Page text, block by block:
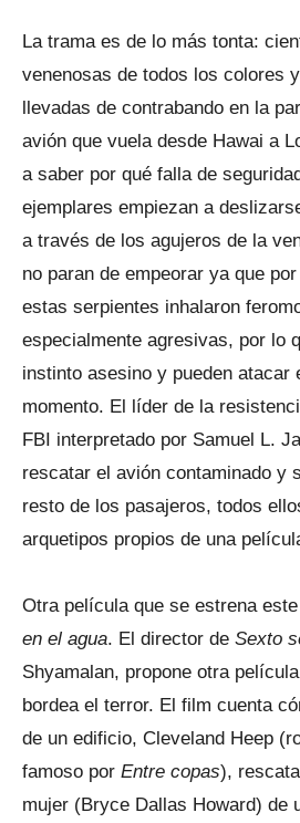
La trama es de lo más tonta:
venenosas de todos los colores
llevadas de contrabando en la
avión que vuela desde Hawai a
a saber por qué falla de
ejemplares empiezan a
a través de los agujeros de la
no paran de empeorar ya que
estas serpientes inhalaron
especialmente agresivas, por lo
instinto asesino y pueden atacar
momento. El líder de la
FBI interpretado por Samuel L.
rescatar el avión contaminado y
resto de los pasajeros, todos
arquetipos propios de una
Otra película que se estrena
en el agua. El director de Sexto
Shyamalan, propone otra
bordea el terror. El film cuenta
de un edificio, Cleveland Heep
famoso por Entre copas),
mujer (Bryce Dallas Howard) de